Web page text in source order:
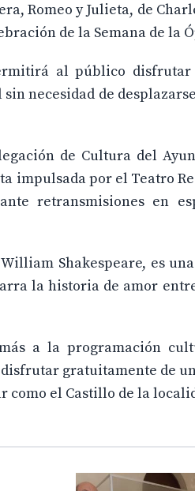
Romeo y Julieta, de
de la Semana de la
al público
necesidad de
de Cultura del
impulsada por el Teatro
retransmisiones en
Shakespeare, es
la historia de amor
a la programación
gratuitamente de
el Castillo de la